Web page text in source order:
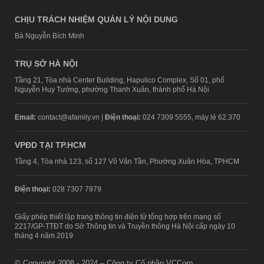
CHỊU TRÁCH NHIỆM QUẢN LÝ NỘI DUNG
Bà Nguyễn Bích Minh
TRỤ SỞ HÀ NỘI
Tầng 21, Tòa nhà Center Building, Hapulico Complex, Số 01, phố
Nguyễn Huy Tưởng, phường Thanh Xuân, thành phố Hà Nội
Email: contact@afamily.vn | Điện thoại: 024 7309 5555, máy lẻ 62.370
VPĐD TẠI TP.HCM
Tầng 4, Tòa nhà 123, số 127 Võ Văn Tần, Phường Xuân Hòa, TPHCM
Điện thoại: 028 7307 7979
Giấy phép thiết lập trang thông tin điện tử tổng hợp trên mạng số
2217/GP-TTĐT do Sở Thông tin và Truyền thông Hà Nội cấp ngày 10
tháng 4 năm 2019